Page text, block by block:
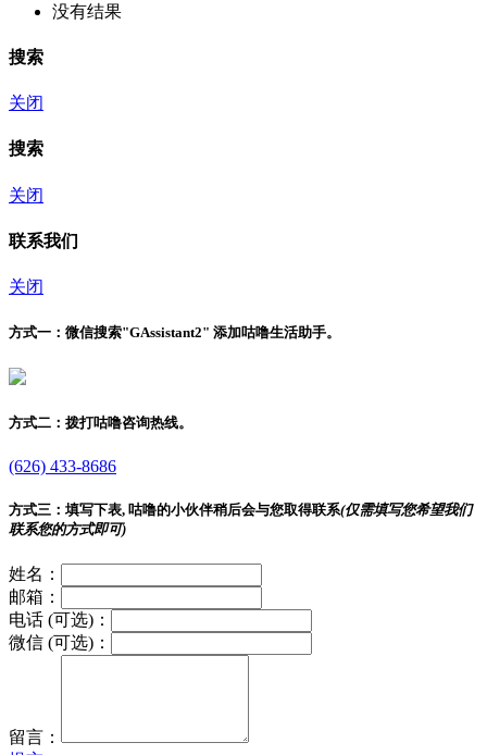
没有结果
搜索
关闭
搜索
关闭
联系我们
关闭
方式一： 微信搜索"GAssistant2" 添加咕噜生活助手。
方式二： 拨打咕噜咨询热线。
(626) 433-8686
方式三： 填写下表, 咕噜的小伙伴稍后会与您取得联系(仅需填写您希望我们
联系您的方式即可)
姓名：
邮箱：
电话 (可选)：
微信 (可选)：
留言：